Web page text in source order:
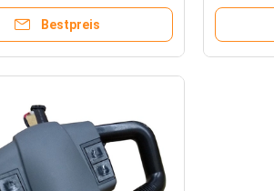
Bestpreis